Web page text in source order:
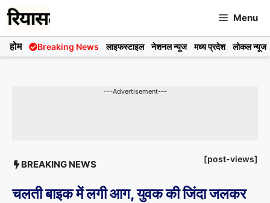
Skip
to
content
Menu
होम Breaking News लाइफस्टाइल नेशनल न्यूज मध्य प्रदेश लोकल न्यूज
---Advertisement---
BREAKING NEWS [post-views]
चलती बाइक में लगी आग, युवक की जिंदा जलकर